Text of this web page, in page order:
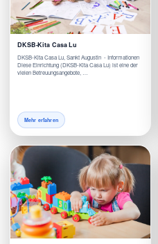
DKSB-Kita Casa Lu
DKSB-Kita Casa Lu, Sankt Augustin - Informationen
Diese Einrichtung (DKSB-Kita Casa Lu) ist eine der
vielen Betreuungsangebote, …
Mehr erfahren